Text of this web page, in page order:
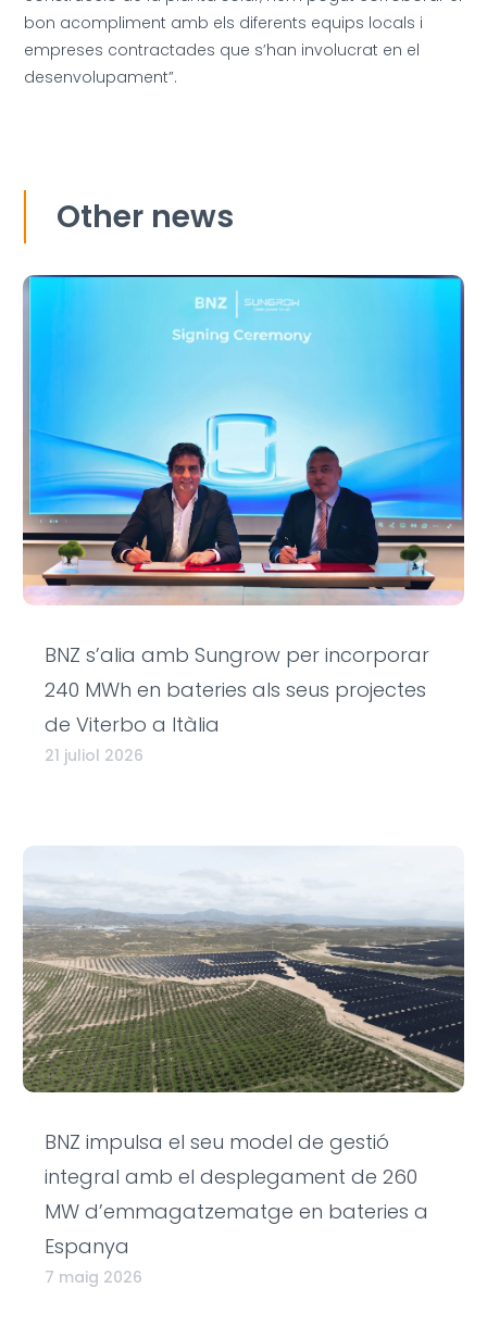
bon acompliment amb els diferents equips locals i
empreses contractades que s’han involucrat en el
desenvolupament”.
Other news
BNZ s’alia amb Sungrow per incorporar
240 MWh en bateries als seus projectes
de Viterbo a Itàlia
21 juliol 2026
BNZ impulsa el seu model de gestió
integral amb el desplegament de 260
MW d’emmagatzematge en bateries a
Espanya
7 maig 2026